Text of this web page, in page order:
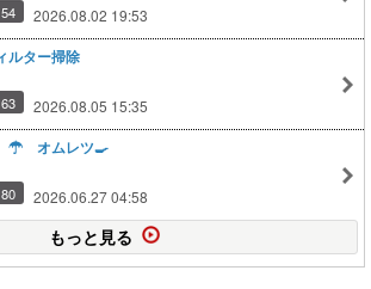
2026.08.02 19:53
ルター掃除
2026.08.05 15:35
☂ オムレツ🍳
2026.06.27 04:58
もっと見る